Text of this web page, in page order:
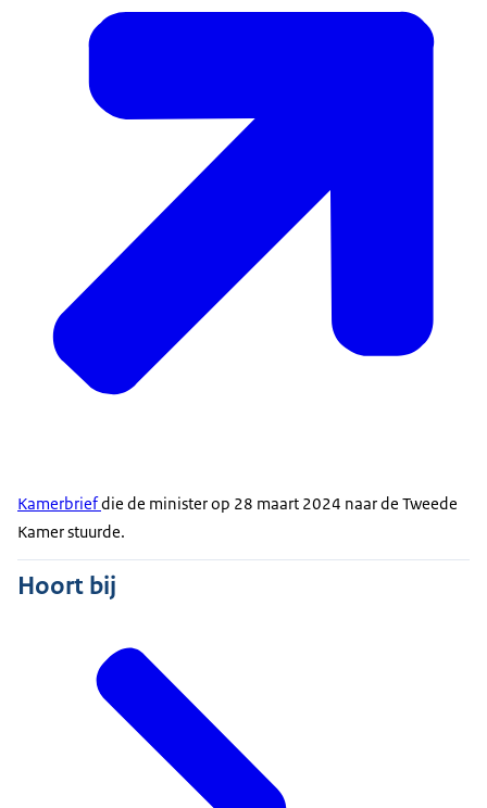
Kamerbriefdie de minister op 28 maart 2024 naar de Tweede
Kamer stuurde.
Hoort bij